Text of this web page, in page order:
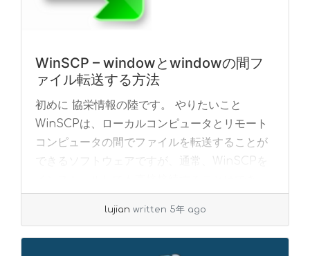
WinSCP – windowとwindowの間フ
ァイル転送する方法
初めに 協栄情報の陸です。 やりたいこと
WinSCPは、ローカルコンピュータとリモート
コンピュータの間でファイルを転送することが
できるソフトウェアですが、通常、WinSCPを
lujian written 5年 ago